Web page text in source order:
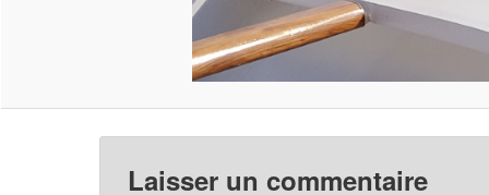
Laisser un commentaire